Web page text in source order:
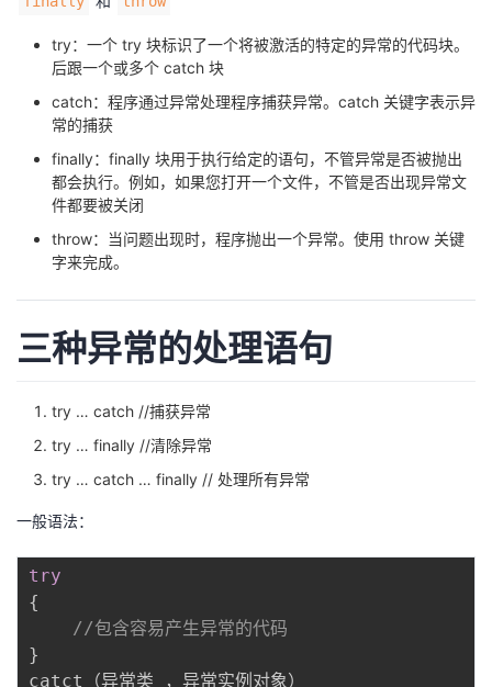
博
客
的
论
坛
我
的
圈
子
我
的
直
我
的
动
我
关
的
开
发
学
堂
我
Programs
的
持
try：一个 try 块标识了一个将被激活的特定的异常的代码块。
后跟一个或多个 catch 块
catch：程序通过异常处理程序捕获异常。catch 关键字表示异
常的捕获
finally：finally 块用于执行给定的语句，不管异常是否被抛出
都会执行。例如，如果您打开一个文件，不管是否出现异常文
件都要被关闭
throw：当问题出现时，程序抛出一个异常。使用 throw 关键
字来完成。
三种异常的处理语句
try … catch //捕获异常
try … finally //清除异常
try … catch … finally // 处理所有异常
一般语法：
try
{
//包含容易产生异常的代码
}